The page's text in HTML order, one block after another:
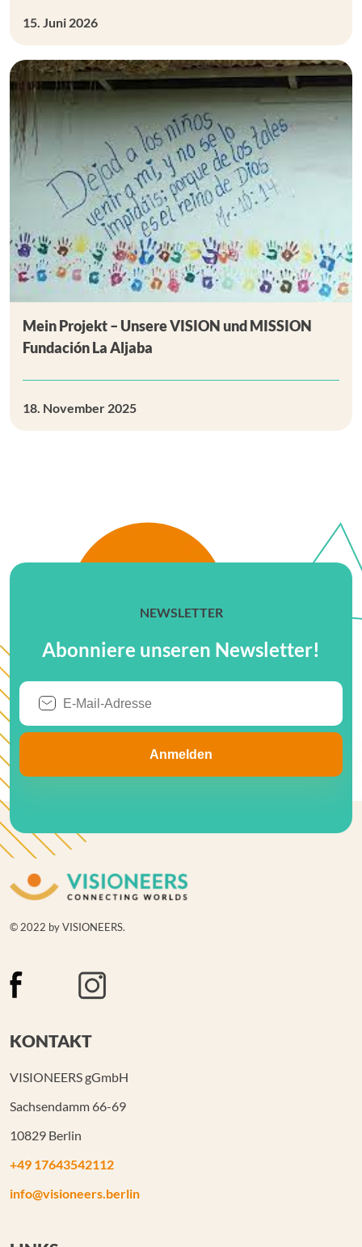
15. Juni 2026
Mein Projekt – Unsere VISION und MISSION
Fundación La Aljaba
18. November 2025
NEWSLETTER
Abonniere unseren Newsletter!
© 2022 by VISIONEERS.
KONTAKT
VISIONEERS gGmbH
Sachsendamm 66-69
10829 Berlin
+49 17643542112
info@visioneers.berlin